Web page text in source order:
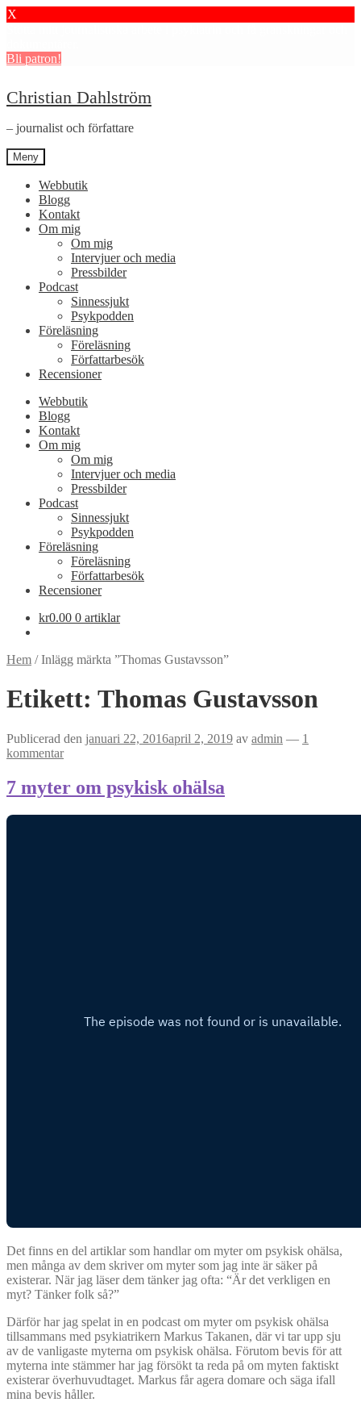
X
Bli patron!
Hoppa
till
navigering
Hoppa
till
innehåll
Christian Dahlström
– journalist och författare
Meny
Webbutik
Blogg
Kontakt
Om mig
Om mig
Intervjuer och media
Pressbilder
Podcast
Sinnessjukt
Psykpodden
Föreläsning
Föreläsning
Författarbesök
Recensioner
Webbutik
Blogg
Kontakt
Om mig
Om mig
Intervjuer och media
Pressbilder
Podcast
Sinnessjukt
Psykpodden
Föreläsning
Föreläsning
Författarbesök
Recensioner
kr0.00 0 artiklar
Hem /Inlägg märkta ”Thomas Gustavsson”
Etikett: Thomas Gustavsson
Publicerad den januari 22, 2016april 2, 2019 av admin — 1
kommentar
7 myter om psykisk ohälsa
Det finns en del artiklar som handlar om myter om psykisk ohälsa,
men många av dem skriver om myter som jag inte är säker på
existerar. När jag läser dem tänker jag ofta: “Är det verkligen en
myt? Tänker folk så?”
Därför har jag spelat in en podcast om myter om psykisk ohälsa
tillsammans med psykiatrikern Markus Takanen, där vi tar upp sju
av de vanligaste myterna om psykisk ohälsa. Förutom bevis för att
myterna inte stämmer har jag försökt ta reda på om myten faktiskt
existerar överhuvudtaget. Markus får agera domare och säga ifall
mina bevis håller.